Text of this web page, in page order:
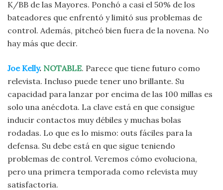
K/BB de las Mayores. Ponchó a casi el 50% de los
bateadores que enfrentó y limitó sus problemas de
control. Además, pitcheó bien fuera de la novena. No
hay más que decir.
Joe Kelly. NOTABLE. Parece que tiene futuro como
relevista. Incluso puede tener uno brillante. Su
capacidad para lanzar por encima de las 100 millas es
solo una anécdota. La clave está en que consigue
inducir contactos muy débiles y muchas bolas
rodadas. Lo que es lo mismo: outs fáciles para la
defensa. Su debe está en que sigue teniendo
problemas de control. Veremos cómo evoluciona,
pero una primera temporada como relevista muy
satisfactoria.